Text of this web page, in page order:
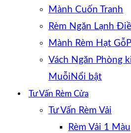
Mành Cuốn Tranh
Rèm Ngăn Lạnh
Mành Rèm Hạt Gỗ
Vách Ngăn Phòng
Muỗi
Tư Vấn Rèm Cửa
Tư Vấn Rèm Vải
Rèm Vải 1 Màu